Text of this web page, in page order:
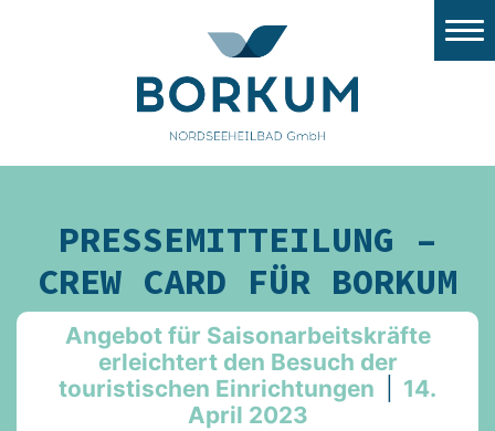
Stadtwerke Borkum
Nordsee Windport
Flugplatz
Gezeitenland
Nordsee Aquarium
Stellenangebote/Ausbildung
Ausschreibungen
PRESSEMITTEILUNG –
CREW CARD FÜR BORKUM
Angebot für Saisonarbeitskräfte
erleichtert den Besuch der
touristischen Einrichtungen
14.
April 2023